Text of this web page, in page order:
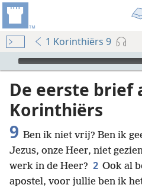
1 Korinthiërs 9
Audio Player
De eerste brief
Korinthiërs
9 Ben ik niet vrij? Ben ik
Jezus, onze Heer, niet
werk in de Heer? 2 Ook al
apostel, voor jullie ben ik